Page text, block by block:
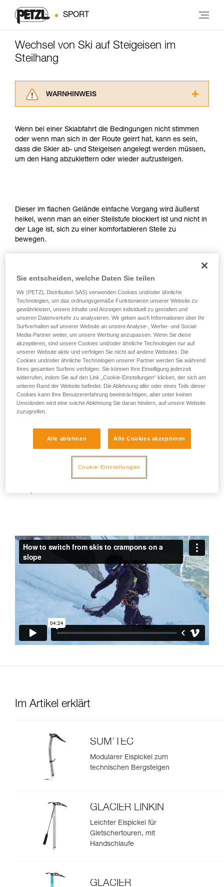
SPORT
Wechsel von Ski auf Steigeisen im
Steilhang
WARNHINWEIS
aufmerksam durch, bevor Sie diesen zu Rate
ziehen. Um diese Zusatzinformationen
verstehen zu können, müssen Sie zuerst die in
der Gebrauchsanweisung enthaltenen
einem Profi, ob Sie in der Lage sind, den
Vorgang alleine sicher zu wiederholen, bevor
Sie ihn eigenständig durchführen.
Wir geben Beispiele für die mit Ihrer Aktivität
Wenn bei einer Skiabfahrt die Bedingungen nicht stimmen
oder wenn man sich in der Route geirrt hat, kann es sein,
dass die Skier ab- und Steigeisen angelegt werden müssen,
um den Hang abzuklettern oder wieder aufzusteigen.
Dieser im flachen Gelände einfache Vorgang wird äußerst
heikel, wenn man an einer Steilstufe blockiert ist und nicht in
der Lage ist, sich zu einer komfortableren Stelle zu
bewegen.
In diesem Video zeigt uns Tony Lamiche, Steilwandskifahrer
und Petzl-Athlet, seine Methode.
Der erste Reflex muss sein, sich an einer Eisschraube oder
einer anderen improvisierten Verankerung zu sichern, da das
Risiko, das Gleichgewicht zu verlieren oder beim Handling
der Ausrüstung abzurutschen, groß ist.
Achtung, Tony Lamiche wendet eine persönliche Technik
beim Anlegen seiner Steigeisen an, die ihm ein gewisses
Maß an Komfort bietet aber auch das Risiko erhöht, dass
empfiehlt, die Gebrauchsanweisung der Steigeisen zu
beachten und diese vor Gebrauch sorgfältig an die Schuhe
Im Artikel erklärt
SUM’TEC
Modularer Eispickel zum
technischen Bergsteigen
GLACIER LINKIN
Leichter Eispickel für
Gletschertouren, mit
Handschlaufe
GLACIER
Sie entscheiden, welche Daten Sie teilen
Wir (PETZL Distribution SAS) verwenden Cookies und/oder ähnliche
Technologien, um das ordnungsgemäße Funktionieren unserer Website zu
gewährleisten, unsere Inhalte und Anzeigen individuell zu gestalten und
unseren Datenverkehr zu analysieren. Wir geben auch Informationen über Ihr
Surfverhalten auf unserer Website an unsere Analyse-, Werbe- und Social-
Media-Partner weiter, um unsere Werbung anzupassen. Wenn Sie diese
akzeptieren, sind unsere Cookies und/oder ähnliche Technologien nur auf
unserer Website aktiv und verfolgen Sie nicht auf andere Websites. Die
Cookies und/oder ähnliche Technologien unserer Partner werden Sie während
Ihres gesamten Surfens verfolgen. Sie können Ihre Einwilligung jederzeit
widerrufen, indem Sie auf den Link „Cookie-Einstellungen“ klicken, der sich am
unteren Rand der Website befindet. Die Ablehnung aller oder eines Teils dieser
Cookies kann Ihre Benutzererfahrung beeinträchtigen, aber unter keinen
Umständen wird eine solche Ablehnung Sie daran hindern, auf unsere Website
zuzugreifen.
Alle ablehnen Alle Cookies akzeptieren
Cookie-Einstellungen